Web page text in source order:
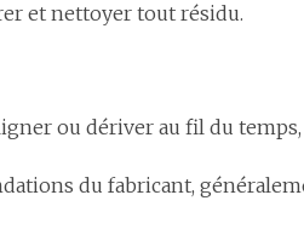
et nettoyer tout résidu.
ou dériver au fil du
du fabricant,